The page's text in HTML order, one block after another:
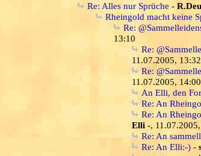
Re: Alles nur Sprüche -
Rheingold macht keine
Re:
13:10
Re:
11.07.2005, 13:32
Re:
11.07.2005, 14:00
An Elli, den
Re: An
Re: An
Elli -,
Re: An
Re: An Elli:-) -